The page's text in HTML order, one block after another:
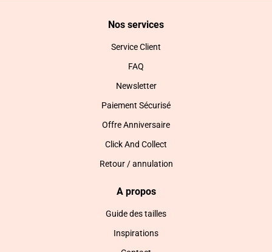
Nos services
Service Client
FAQ
Newsletter
Paiement Sécurisé
Offre Anniversaire
Click And Collect
Retour / annulation
A propos
Guide des tailles
Inspirations